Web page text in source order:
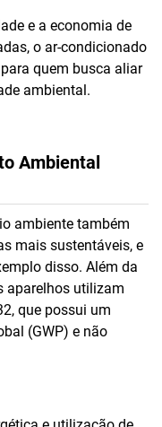
e a economia de
o ar-condicionado
quem busca aliar
ambiental.
Ambiental
ambiente também
mais sustentáveis, e
disso. Além da
aparelhos utilizam
que possui um
(GWP) e não